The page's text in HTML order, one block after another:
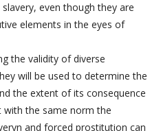
even though they are
elements in the eyes of
the validity of diverse
will be used to determine the
the extent of its consequence
with the same norm the
and forced prostitution can